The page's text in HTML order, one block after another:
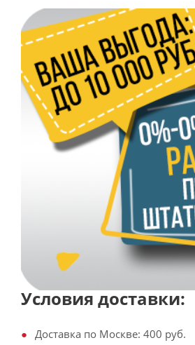
Условия доставки:
Доставка по Москве: 400 руб.